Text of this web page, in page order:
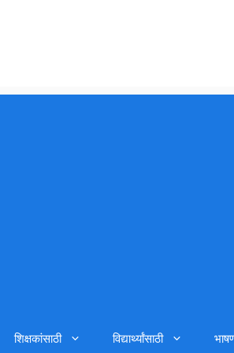
शिक्षकांसाठी विद्यार्थ्यांसाठी